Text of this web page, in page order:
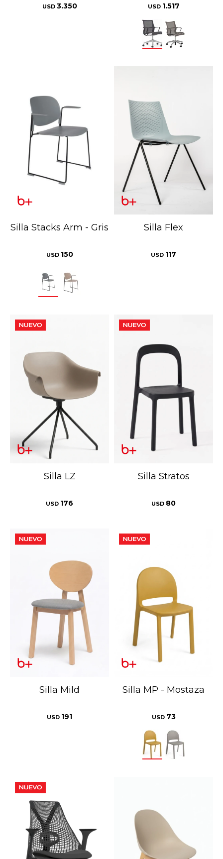
USD 3.350 USD 1.517
Silla Stacks Arm - Gris
USD 150
Silla Flex
USD 117
Silla LZ
USD 176
Silla Stratos
USD 80
Silla Mild
USD 191
Silla MP - Mostaza
USD 73